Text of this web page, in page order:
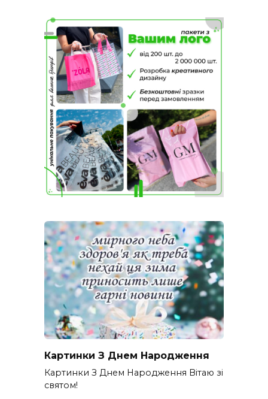
Картинки З Днем Народження
Картинки З Днем Народження Вітаю зі
святом!